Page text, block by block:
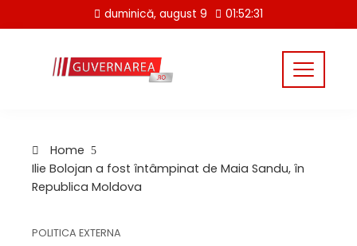
to
duminică, august 9 01:52:31
Home
Ilie Bolojan a fost întâmpinat de Maia Sandu, în
Republica Moldova
POLITICA EXTERNA